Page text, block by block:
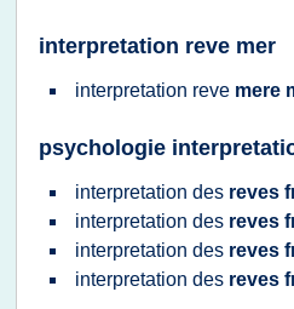
interpretation reve mer
interpretation reve mere
psychologie
interpretation des reves
interpretation des reves
interpretation des reves
interpretation des reves